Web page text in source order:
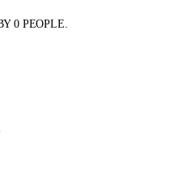
0 PEOPLE.